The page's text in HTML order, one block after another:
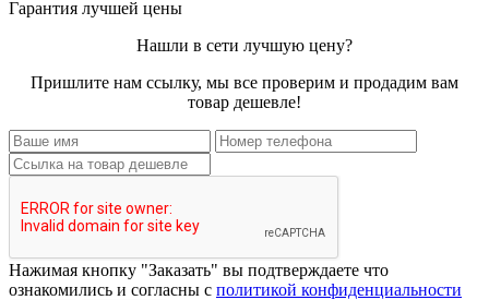
Гарантия лучшей цены
Нашли в сети лучшую цену?
Пришлите нам ссылку, мы все проверим и продадим вам
товар дешевле!
Нажимая кнопку "Заказать" вы подтверждаете что
ознакомились и согласны с политикой конфиденциальности